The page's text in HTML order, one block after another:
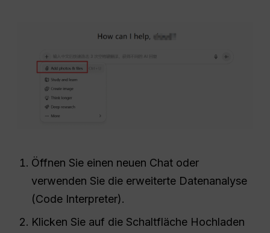
Öffnen Sie einen neuen Chat oder
verwenden Sie die erweiterte Datenanalyse
(Code Interpreter).
Klicken Sie auf die Schaltfläche Hochladen